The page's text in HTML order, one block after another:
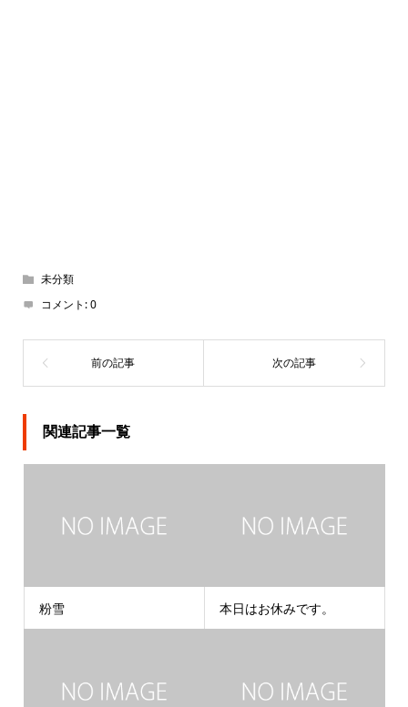
未分類
コメント:0
関連記事一覧
粉雪 本日はお休みです。